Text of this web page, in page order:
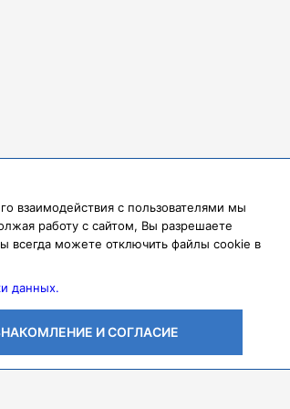
взаимодействия с пользователями мы
работу с сайтом, Вы разрешаете
всегда можете отключить файлы cookie в
данных.
И СОГЛАСИЕ